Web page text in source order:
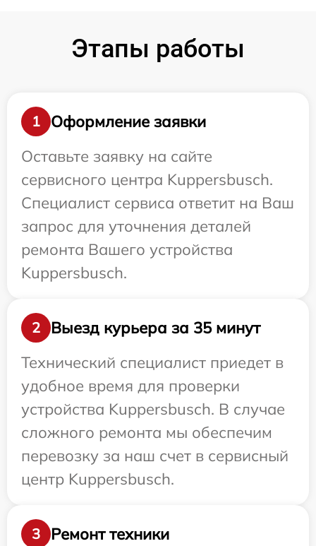
Этапы работы
1
Оформление заявки
Оставьте заявку на сайте
сервисного центра Kuppersbusch.
Специалист сервиса ответит на Ваш
запрос для уточнения деталей
ремонта Вашего устройства
Kuppersbusch.
2
Выезд курьера за 35 минут
Технический специалист приедет в
удобное время для проверки
устройства Kuppersbusch. В случае
сложного ремонта мы обеспечим
перевозку за наш счет в сервисный
центр Kuppersbusch.
3 Ремонт техники